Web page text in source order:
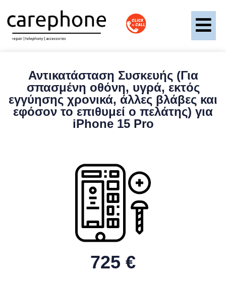
Αντικατάσταση Συσκευής (Για
σπασμένη οθόνη, υγρά, εκτός
εγγύησης χρονικά, άλλες βλάβες και
εφόσον το επιθυμεί ο πελάτης) για
iPhone 15 Pro
725 €